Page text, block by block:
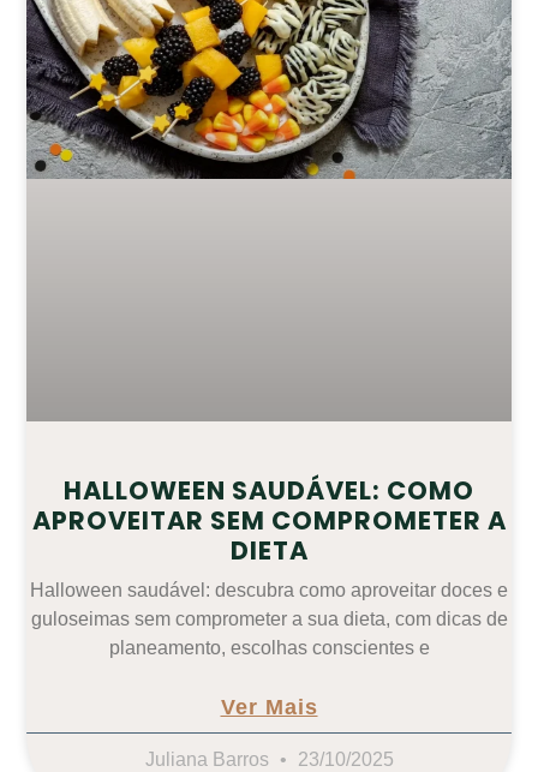
HALLOWEEN SAUDÁVEL: COMO
APROVEITAR SEM COMPROMETER A
DIETA
Halloween saudável: descubra como aproveitar doces e
guloseimas sem comprometer a sua dieta, com dicas de
planeamento, escolhas conscientes e
Ver Mais
Juliana Barros 23/10/2025